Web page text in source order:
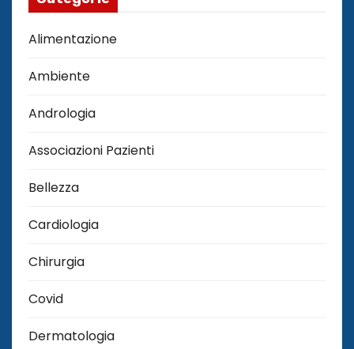
Alimentazione
Ambiente
Andrologia
Associazioni Pazienti
Bellezza
Cardiologia
Chirurgia
Covid
Dermatologia